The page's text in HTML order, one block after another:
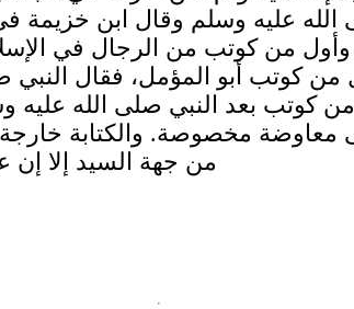
الله عليه وسلم وقال ابن
وأول من كوتب من الرجال في
كوتب أبو المؤمل، فقال
من كوتب بعد النبي صلى الله
معاوضة مخصوصة. والكتابة
من جهة السيد إلا إن